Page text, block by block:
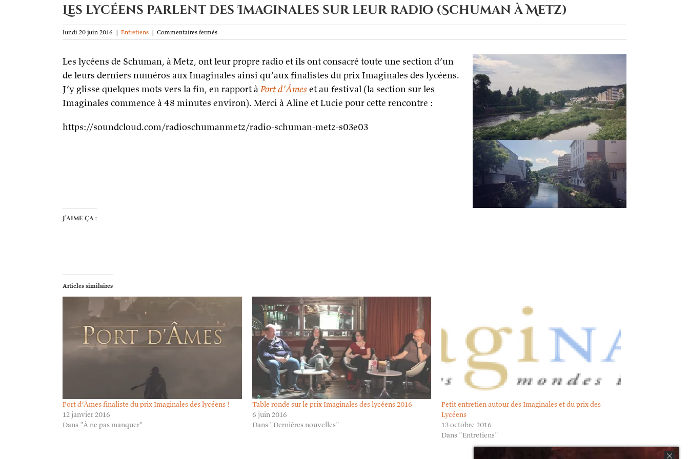
Les lycéens parlent des Imaginales sur leur radio (Schuman à Metz)
lundi 20 juin 2016 | Entretiens | Commentaires ferméssur
Les
parlent
Imaginales
sur
radio
à
Les lycéens de Schuman, à Metz, ont leur propre radio et ils ont consacré toute une section d’un
de leurs derniers numéros aux Imaginales ainsi qu’aux finalistes du prix Imaginales des lycéens.
J’y glisse quelques mots vers la fin, en rapport àPort d’Âmeset au festival (la section sur les
Imaginales commence à 48 minutes environ). Merci à Aline et Lucie pour cette rencontre :
https://soundcloud.com/radioschumanmetz/radio-schuman-metz-s03e03
J’aime ça :
Articles similaires
Port d’Âmes finaliste du prix Imaginales des lycéens !
12 janvier 2016
Dans "À ne pas manquer"
Table ronde sur le prix Imaginales des lycéens 2016
6 juin 2016
Dans "Dernières nouvelles"
Petit entretien autour des Imaginales et du prix des
Lycéens
13 octobre 2016
Dans "Entretiens"